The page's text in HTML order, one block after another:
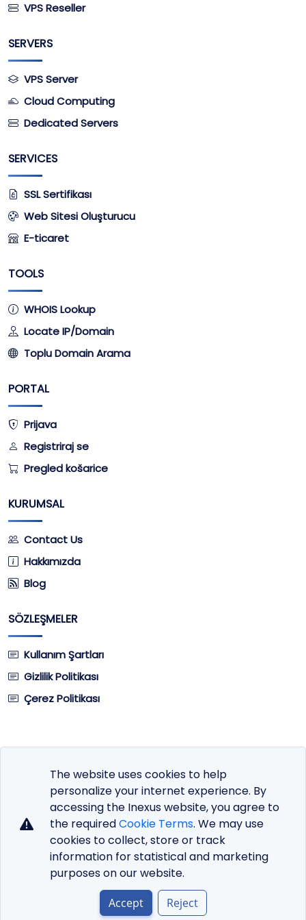
The website uses cookies to help
personalize your internet experience. By
accessing the Inexus website, you agree to
the requiredCookie Terms. We may use
cookies to collect, store or track
information for statistical and marketing
purposes on our website.
Accept Reject
VPS Reseller
SERVERS
VPS Server
Cloud Computing
Dedicated Servers
SERVICES
SSL Sertifikası
Web Sitesi Oluşturucu
E-ticaret
TOOLS
WHOIS Lookup
Locate IP/Domain
Toplu Domain Arama
PORTAL
Prijava
Registriraj se
Pregled košarice
KURUMSAL
Contact Us
Hakkımızda
Blog
SÖZLEŞMELER
Kullanım Şartları
Gizlilik Politikası
Çerez Politikası
Para Birimi
Copyright © 2026 DHost Premium Hosting Service.
All Rights Reserved.
AjansXMarkasıdır!